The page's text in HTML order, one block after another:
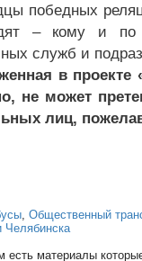
победных
– кому и по
служб и
в
не может
лиц,
Общественный
Челябинска
есть материалы